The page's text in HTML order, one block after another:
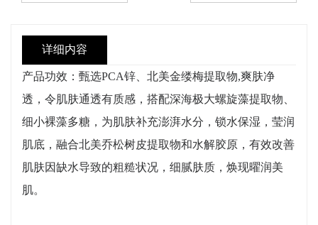
详细内容
产品功效：甄选PCA锌、北美金缕梅提取物,爽肤净
透，令肌肤通透有质感，搭配深海极大螺旋藻提取物、
细小裸藻多糖，为肌肤补充澎湃水分，锁水保湿，莹润
肌底，融合北美乔松树皮提取物和水解胶原，有效改善
肌肤因缺水导致的粗糙状况，细腻肤质，焕现曜润美
肌。